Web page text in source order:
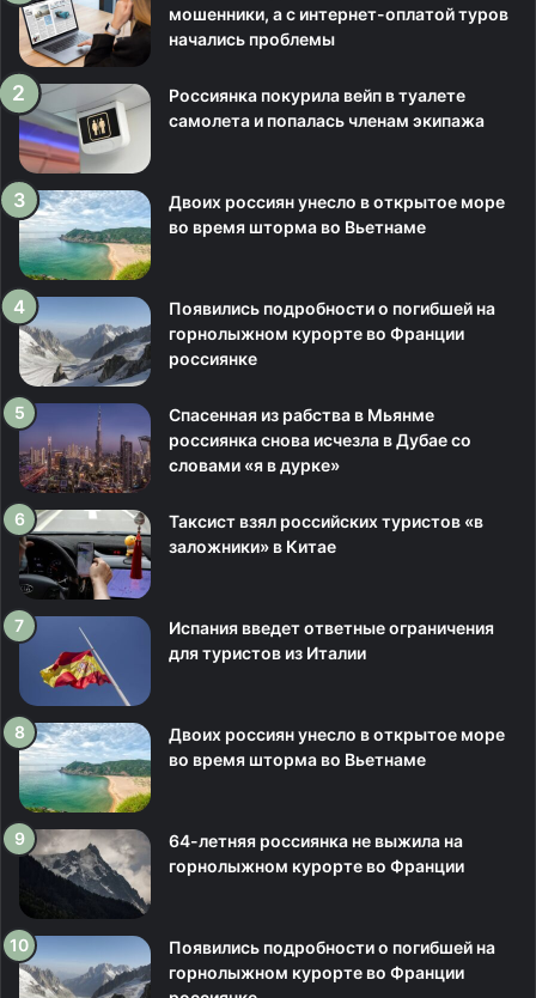
мошенники, а с интернет-оплатой туров
начались проблемы
Россиянка покурила вейп в туалете
самолета и попалась членам экипажа
Двоих россиян унесло в открытое море
во время шторма во Вьетнаме
Появились подробности о погибшей на
горнолыжном курорте во Франции
россиянке
Спасенная из рабства в Мьянме
россиянка снова исчезла в Дубае со
словами «я в дурке»
Таксист взял российских туристов «в
заложники» в Китае
Испания введет ответные ограничения
для туристов из Италии
Двоих россиян унесло в открытое море
во время шторма во Вьетнаме
64-летняя россиянка не выжила на
горнолыжном курорте во Франции
Появились подробности о погибшей на
горнолыжном курорте во Франции